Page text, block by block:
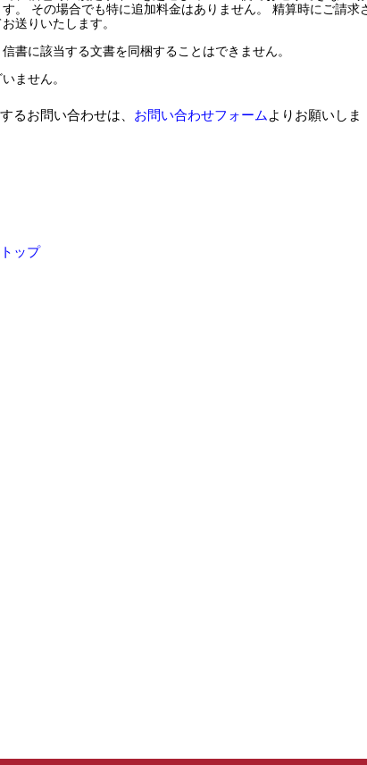
。 その場合でも特に追加料金はありません。 精算時にご請求
送りいたします。
書に該当する文書を同梱することはできません。
ません。
るお問い合わせは、 お問い合わせフォームよりお願いしま
ップ